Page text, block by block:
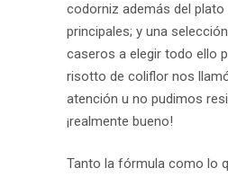
codorniz además del plato
principales; y una
caseros a elegir todo ello
risotto de coliflor nos
atención u no pudimos
¡realmente bueno!
Tanto la fórmula como lo